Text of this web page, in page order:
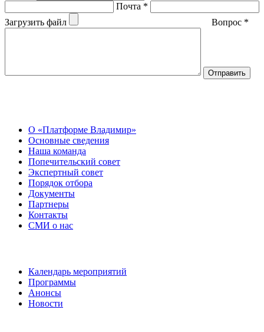
Почта *
Загрузить файл
Вопрос *
О «Платформе Владимир»
Основные сведения
Наша команда
Попечительский совет
Экспертный совет
Порядок отбора
Документы
Партнеры
Контакты
СМИ о нас
Календарь мероприятий
Программы
Анонсы
Новости